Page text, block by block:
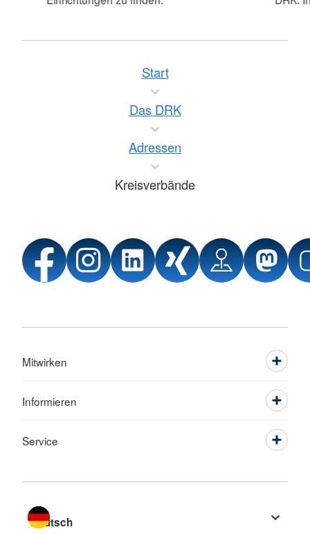
Start
Das DRK
Adressen
Kreisverbände
Mitwirken
Informieren
Service
Sprache wechseln zu